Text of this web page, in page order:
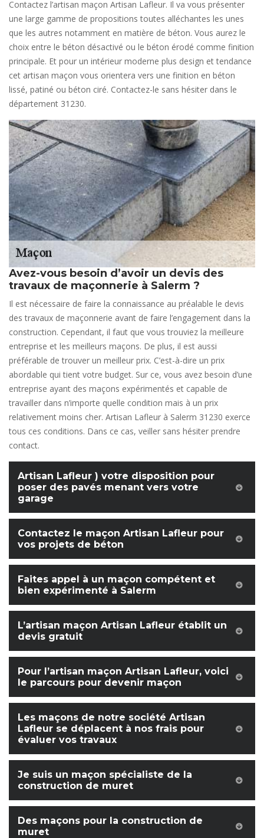
Contactez l’artisan maçon Artisan Lafleur. Il va vous présenter
une large gamme de propositions toutes alléchantes les unes
que les autres notamment en matière de béton. Vous aurez le
choix entre le béton désactivé ou le béton érodé comme finition
principale. Et pour un intérieur moderne plus design et tendance
cet artisan maçon vous orientera vers une finition en béton
lissé, patiné ou béton ciré. Contactez-le sans hésiter dans le
département 31230.
Avez-vous besoin d’avoir un devis des
travaux de maçonnerie à Salerm ?
Il est nécessaire de faire la connaissance au préalable le devis
des travaux de maçonnerie avant de faire l’engagement dans la
construction. Cependant, il faut que vous trouviez la meilleure
entreprise et les meilleurs maçons. De plus, il est aussi
préférable de trouver un meilleur prix. C’est-à-dire un prix
abordable qui tient votre budget. Sur ce, vous avez besoin d’une
entreprise ayant des maçons expérimentés et capable de
travailler dans n’importe quelle condition mais à un prix
relativement moins cher. Artisan Lafleur à Salerm 31230 exerce
tous ces conditions. Dans ce cas, veiller sans hésiter prendre
contact.
Artisan Lafleur ) votre disposition pour
poser des pavés menant vers votre
garage
Contactez le maçon Artisan Lafleur pour
vos projets de béton
Faites appel à un maçon compétent et
bien expérimenté à Salerm
L’artisan maçon Artisan Lafleur établit un
devis gratuit
Pour l’artisan maçon Artisan Lafleur, voici
le parcours pour devenir maçon
Les maçons de notre société Artisan
Lafleur se déplacent à nos frais pour
évaluer vos travaux
Je suis un maçon spécialiste de la
construction de muret
Des maçons pour la construction de
muret